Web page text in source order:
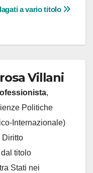
a vario titolo
Villani
,
Politiche
Internazionale)
Diritto
titolo
Stati nei